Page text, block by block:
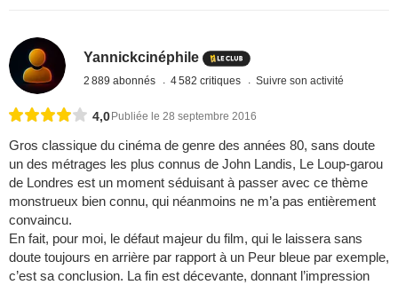
Yannickcinéphile
2 889 abonnés 4 582 critiques Suivre son activité
4,0 Publiée le 28 septembre 2016
Gros classique du cinéma de genre des années 80, sans doute
un des métrages les plus connus de John Landis, Le Loup-garou
de Londres est un moment séduisant à passer avec ce thème
monstrueux bien connu, qui néanmoins ne m’a pas entièrement
convaincu.
En fait, pour moi, le défaut majeur du film, qui le laissera sans
doute toujours en arrière par rapport à un Peur bleue par exemple,
c’est sa conclusion. La fin est décevante, donnant l’impression